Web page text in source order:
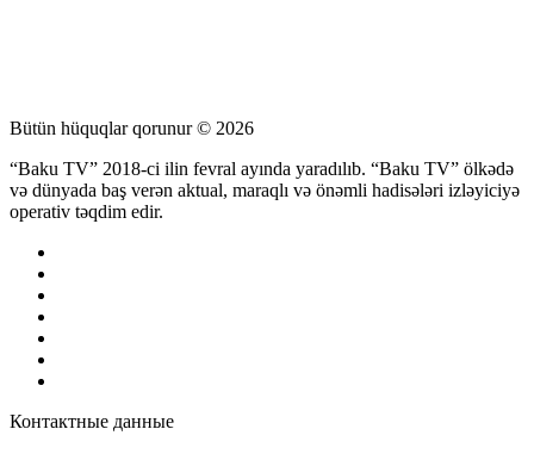
Bütün hüquqlar qorunur © 2026
“Baku TV” 2018-ci ilin fevral ayında yaradılıb. “Baku TV” ölkədə
və dünyada baş verən aktual, maraqlı və önəmli hadisələri izləyiciyə
operativ təqdim edir.
Контактные данные